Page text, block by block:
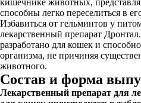
кишечнике животных,
способны легко переселиться в
Избавиться от гельминтов у
лекарственный препарат
разработано для кошек и
организма, не причиняя
животного.
Состав и форма
Лекарственный препарат для